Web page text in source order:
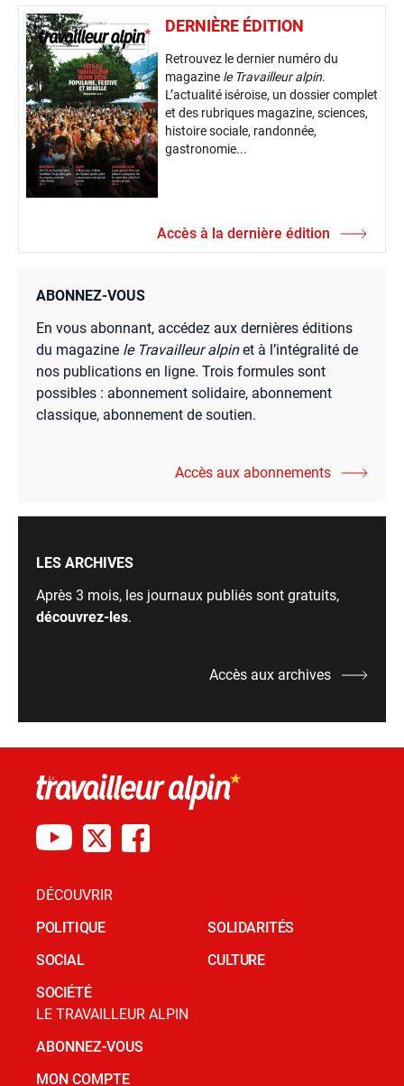
DERNIÈRE ÉDITION
Retrouvez le dernier numéro du
magazine le Travailleur alpin.
L’actualité iséroise, un dossier complet
et des rubriques magazine, sciences,
histoire sociale, randonnée,
gastronomie...
Accès à la dernière édition
ABONNEZ-VOUS
En vous abonnant, accédez aux dernières éditions
du magazine le Travailleur alpinet à l’intégralité de
nos publications en ligne. Trois formules sont
possibles : abonnement solidaire, abonnement
classique, abonnement de soutien.
Accès aux abonnements
LES ARCHIVES
Après 3 mois, les journaux publiés sont gratuits,
découvrez-les.
Accès aux archives
DÉCOUVRIR
POLITIQUE
SOCIAL
SOCIÉTÉ
SOLIDARITÉS
CULTURE
LE TRAVAILLEUR ALPIN
ABONNEZ-VOUS
MON COMPTE